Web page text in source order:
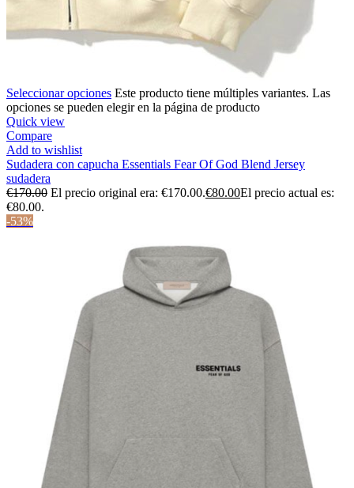
Seleccionar opciones Este producto tiene múltiples variantes. Las
opciones se pueden elegir en la página de producto
Quick view
Compare
Add to wishlist
Sudadera con capucha Essentials Fear Of God Blend Jersey
sudadera
€170.00 El precio original era: €170.00.€80.00El precio actual es:
€80.00.
-53%